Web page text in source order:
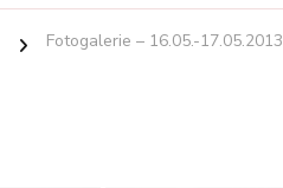
Fotogalerie – 16.05.-17.05.2013